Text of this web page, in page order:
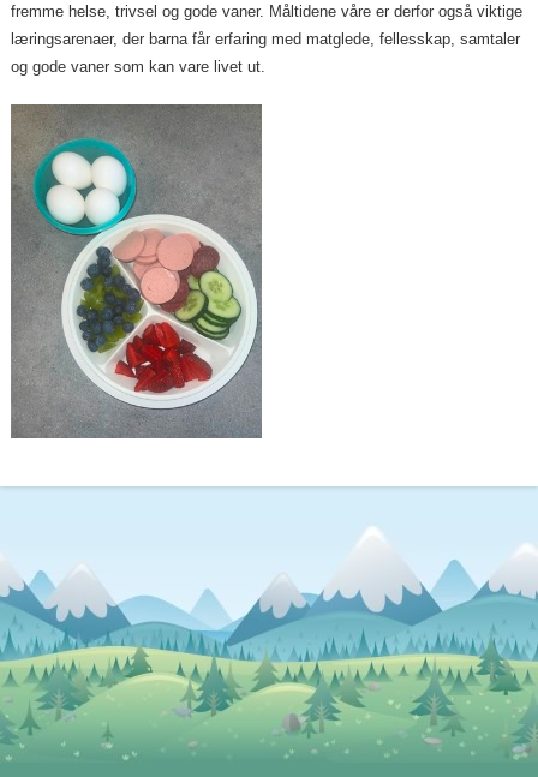
fremme helse, trivsel og gode vaner. Måltidene våre er derfor også viktige
læringsarenaer, der barna får erfaring med matglede, fellesskap, samtaler
og gode vaner som kan vare livet ut.